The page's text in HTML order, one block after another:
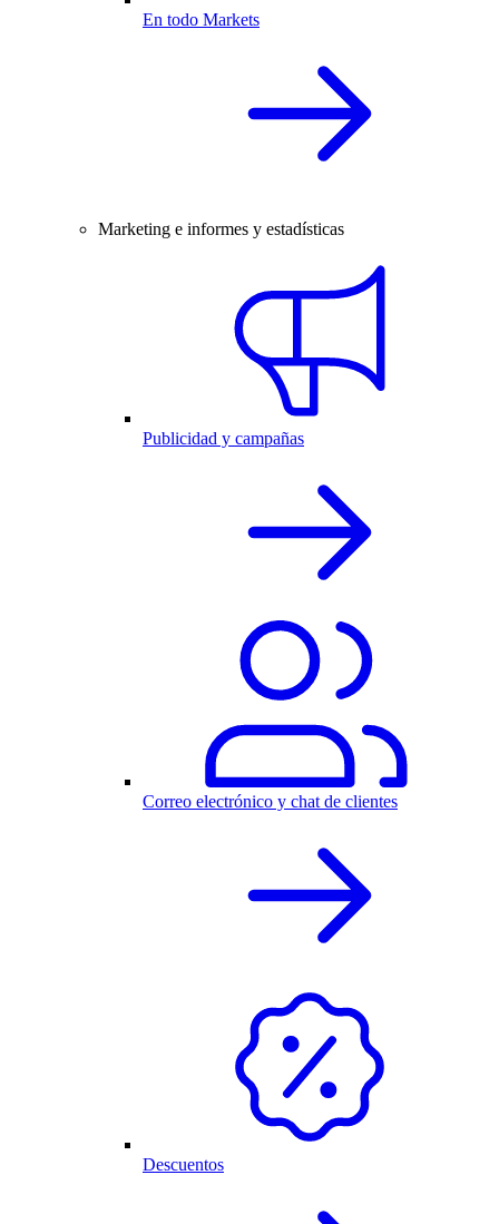
En todo Markets
Marketing e informes y estadísticas
Publicidad y campañas
Correo electrónico y chat de clientes
Descuentos